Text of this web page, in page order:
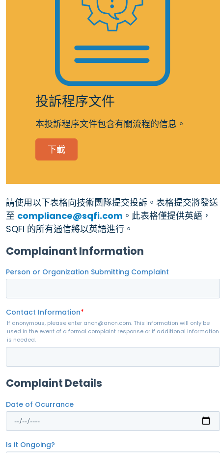
投訴程序文件
本投訴程序文件包含有關流程的信息。
下載
請使用以下表格向技術團隊提交投訴。表格提交將發送
至 compliance@sqfi.com 。此表格僅提供英語，
SQFI 的所有通信將以英語進行。